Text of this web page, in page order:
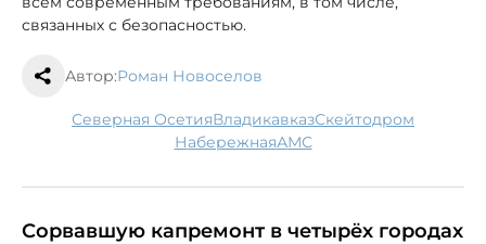
связанных с безопасностью.
Автор:Роман Новоселов
Северная Осетия Владикавказ
скейтодром
набережная АМС
Сорвавшую капремонт в четырёх городах